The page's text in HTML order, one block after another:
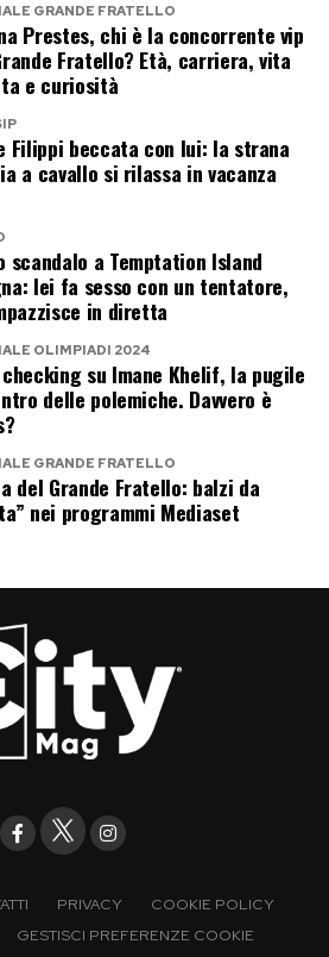
GRANDE FRATELLO
Prestes, chi è la concorrente vip
Fratello? Età, carriera, vita
e curiosità
Filippi beccata con lui: la strana
a cavallo si rilassa in vacanza
scandalo a Temptation Island
lei fa sesso con un tentatore,
in diretta
OLIMPIADI 2024
su Imane Khelif, la pugile
delle polemiche. Davvero è
GRANDE FRATELLO
del Grande Fratello: balzi da
nei programmi Mediaset
PRIVACY
COOKIE POLICY
GESTISCI PREFERENZE COOKIE